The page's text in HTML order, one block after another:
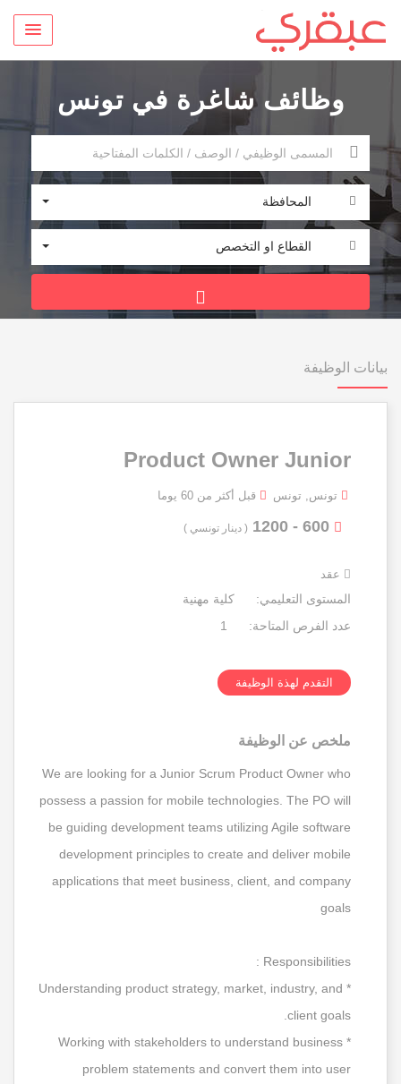
وظائف شاغرة في تونس
المحافظة
القطاع او التخصص
بيانات الوظيفة
Product Owner Junior
تونس, تونس قبل أكثر من 60 يوما
( دينار تونسي )
عقد
المستوى التعليمي:
كلية مهنية
عدد الفرص المتاحة:
1
التقدم لهذة الوظيفة
ملخص عن الوظيفة
We are looking for a Junior Scrum Product Owner who
possess a passion for mobile technologies. The PO will
be guiding development teams utilizing Agile software
development principles to create and deliver mobile
applications that meet business, client, and company
goals
Responsibilities :
* Understanding product strategy, market, industry, and
client goals.
* Working with stakeholders to understand business
problem statements and convert them into user